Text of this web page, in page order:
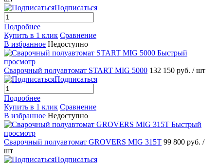
Подписаться
Подробнее
Купить в 1 клик Сравнение
В избранное Недоступно
Быстрый
просмотр
Сварочный полуавтомат START MIG 5000 132 150 руб. / шт
Подписаться
Подробнее
Купить в 1 клик Сравнение
В избранное Недоступно
Быстрый
просмотр
Сварочный полуавтомат GROVERS MIG 315T 99 800 руб. /
шт
Подписаться